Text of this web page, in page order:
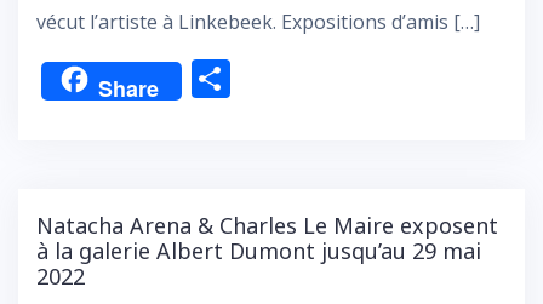
vécut l’artiste à Linkebeek. Expositions d’amis […]
Share
er
Natacha Arena & Charles Le Maire exposent
à la galerie Albert Dumont jusqu’au 29 mai
2022